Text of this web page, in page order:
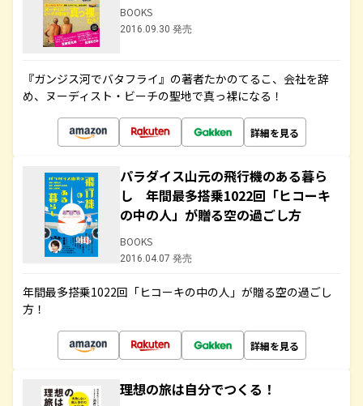
BOOKS
2016.09.30 発売
『ガンジス河でバタフライ』の著者たかのてるこ、会社を辞
め、ヌーディスト・ビーチの聖地で真っ裸になる！
詳細を見る
パラダイス山元の飛行機のある暮ら
し 年間最多搭乗1022回「ヒコーキ
の中の人」が贈る空の過ごし方
BOOKS
2016.04.07 発売
年間最多搭乗1022回「ヒコーキの中の人」が贈る空の過ごし
方！
詳細を見る
理想の旅は自分でつくる！